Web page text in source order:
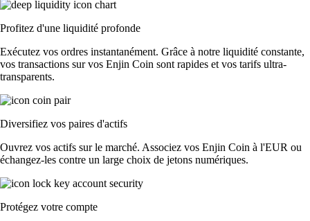
Profitez d'une liquidité profonde
Exécutez vos ordres instantanément. Grâce à notre liquidité constante,
vos transactions sur vos Enjin Coin sont rapides et vos tarifs ultra-
transparents.
Diversifiez vos paires d'actifs
Ouvrez vos actifs sur le marché. Associez vos Enjin Coin à l'EUR ou
échangez-les contre un large choix de jetons numériques.
Protégez votre compte